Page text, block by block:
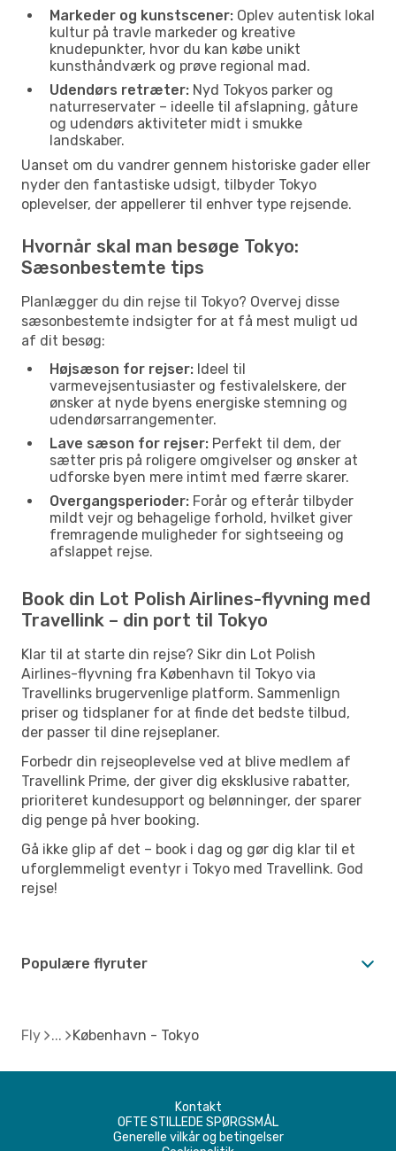
Markeder og kunstscener: Oplev autentisk lokal
kultur på travle markeder og kreative
knudepunkter, hvor du kan købe unikt
kunsthåndværk og prøve regional mad.
Udendørs retræter: Nyd Tokyos parker og
naturreservater – ideelle til afslapning, gåture
og udendørs aktiviteter midt i smukke
landskaber.
Uanset om du vandrer gennem historiske gader eller
nyder den fantastiske udsigt, tilbyder Tokyo
oplevelser, der appellerer til enhver type rejsende.
Hvornår skal man besøge Tokyo:
Sæsonbestemte tips
Planlægger du din rejse til Tokyo? Overvej disse
sæsonbestemte indsigter for at få mest muligt ud
af dit besøg:
Højsæson for rejser: Ideel til
varmevejsentusiaster og festivalelskere, der
ønsker at nyde byens energiske stemning og
udendørsarrangementer.
Lave sæson for rejser: Perfekt til dem, der
sætter pris på roligere omgivelser og ønsker at
udforske byen mere intimt med færre skarer.
Overgangsperioder: Forår og efterår tilbyder
mildt vejr og behagelige forhold, hvilket giver
fremragende muligheder for sightseeing og
afslappet rejse.
Book din Lot Polish Airlines-flyvning med
Travellink – din port til Tokyo
Klar til at starte din rejse? Sikr din Lot Polish
Airlines-flyvning fra København til Tokyo via
Travellinks brugervenlige platform. Sammenlign
priser og tidsplaner for at finde det bedste tilbud,
der passer til dine rejseplaner.
Forbedr din rejseoplevelse ved at blive medlem af
Travellink Prime, der giver dig eksklusive rabatter,
prioriteret kundesupport og belønninger, der sparer
dig penge på hver booking.
Gå ikke glip af det – book i dag og gør dig klar til et
uforglemmeligt eventyr i Tokyo med Travellink. God
rejse!
Populære flyruter
Fly København - Tokyo
Kontakt
OFTE STILLEDE SPØRGSMÅL
Generelle vilkår og betingelser